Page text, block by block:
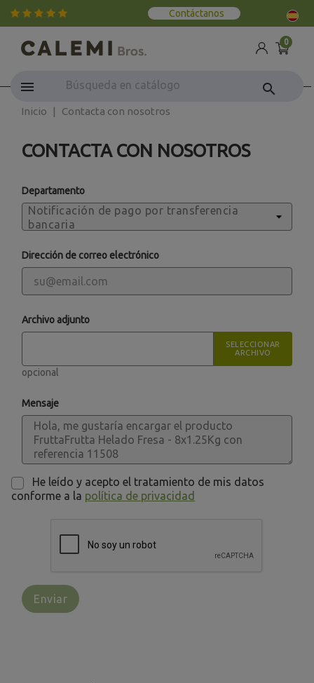
Contáctanos
0
search
Inicio Contacta con nosotros
CONTACTA CON NOSOTROS
Departamento
Dirección de correo electrónico
Archivo adjunto
SELECCIONAR
ARCHIVO
opcional
Mensaje
He leído y acepto el tratamiento de mis datos
conforme a la política de privacidad